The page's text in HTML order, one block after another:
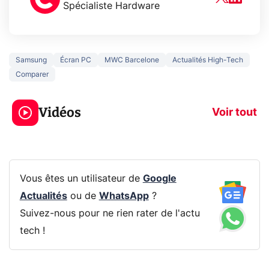
Spécialiste Hardware
Samsung Écran PC MWC Barcelone
Actualités High-Tech
Comparer
Vidéos Voir tout
3 écrans en 1 pour
319€ ? Voici L'AOC
CQ32G4ZA !
prochaine
Vous êtes un utilisateur de Google
Actualitésou de WhatsApp?
Suivez-nous pour ne rien rater de l'actu
tech !